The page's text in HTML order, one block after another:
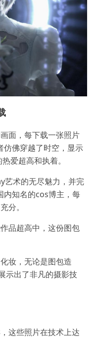
面，每下载一张照片
仿佛穿越了时空，显示
爱超高和执着。
艺术的无尽魅力，并完
内知名的cos博主，每
分。
品超高中，这份图包
妆，无论是图包造
示出了非凡的摄影技
这些照片在技术上达